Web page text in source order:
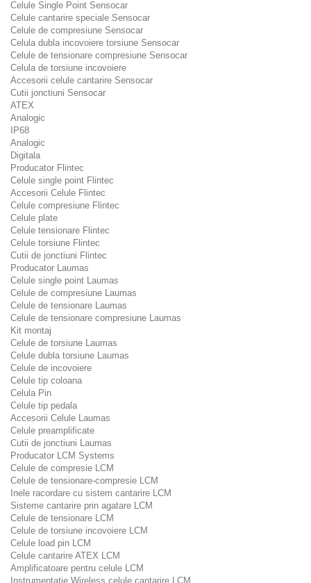
Celule Single Point Sensocar
Celule cantarire speciale Sensocar
Celule de compresiune Sensocar
Celula dubla incovoiere torsiune Sensocar
Celule de tensionare compresiune Sensocar
Celula de torsiune incovoiere
Accesorii celule cantarire Sensocar
Cutii jonctiuni Sensocar
ATEX
Analogic
IP68
Analogic
Digitala
Producator Flintec
Celule single point Flintec
Accesorii Celule Flintec
Celule compresiune Flintec
Celule plate
Celule tensionare Flintec
Celule torsiune Flintec
Cutii de jonctiuni Flintec
Producator Laumas
Celule single point Laumas
Celule de compresiune Laumas
Celule de tensionare Laumas
Celule de tensionare compresiune Laumas
Kit montaj
Celule de torsiune Laumas
Celule dubla torsiune Laumas
Celule de incovoiere
Celule tip coloana
Celula Pin
Celule tip pedala
Accesorii Celule Laumas
Celule preamplificate
Cutii de jonctiuni Laumas
Producator LCM Systems
Celule de compresie LCM
Celule de tensionare-compresie LCM
Inele racordare cu sistem cantarire LCM
Sisteme cantarire prin agatare LCM
Celule de tensionare LCM
Celule de torsiune incovoiere LCM
Celule load pin LCM
Celule cantarire ATEX LCM
Amplificatoare pentru celule LCM
Instrumentatie Wireless celule cantarire LCM